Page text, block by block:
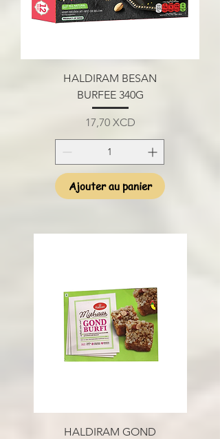
HALDIRAM BESAN
BURFEE 340G
Prix
17,70 XCD
Ajouter au panier
HALDIRAM GOND